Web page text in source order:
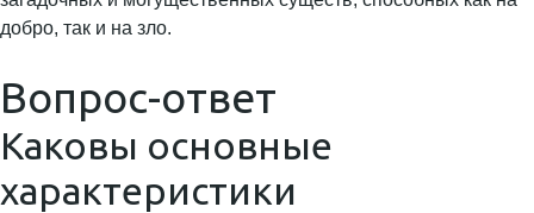
добро, так и на зло.
Вопрос-ответ
Каковы основные
характеристики